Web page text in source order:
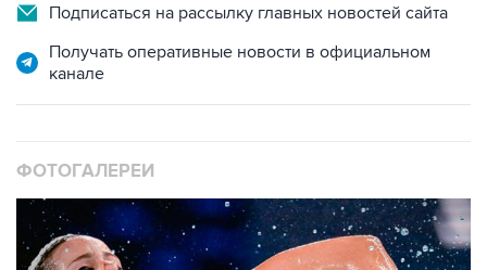
Подписаться на рассылку главных новостей сайта
Получать оперативные новости в официальном
канале
ФОТОГАЛЕРЕИ